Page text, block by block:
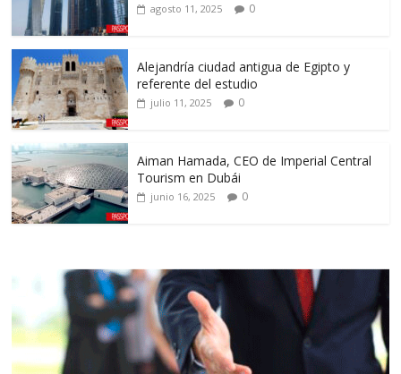
agosto 11, 2025 0
Alejandría ciudad antigua de Egipto y
referente del estudio
julio 11, 2025 0
Aiman Hamada, CEO de Imperial Central
Tourism en Dubái
junio 16, 2025 0